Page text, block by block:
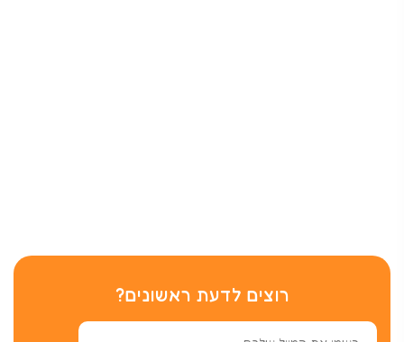
רוצים לדעת ראשונים?